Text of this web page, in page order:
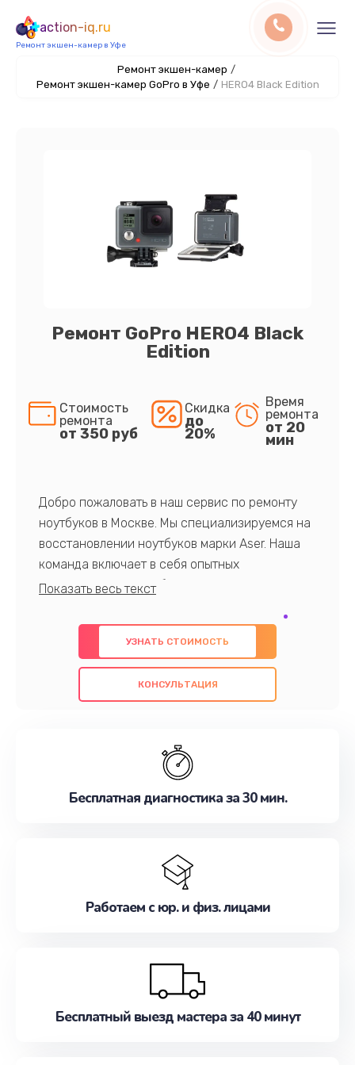
action-iq.ru
Ремонт экшен-камер в Уфе
Ремонт экшен-камер /
Ремонт экшен-камер GoPro в Уфе / HERO4 Black Edition
Ремонт GoPro HERO4 Black
Edition
Стоимость
ремонта
от 350 руб
Скидка
до
20%
Время
ремонта
от 20
мин
Добро пожаловать в наш сервис по ремонту
ноутбуков в Москве. Мы специализируемся на
восстановлении ноутбуков марки Aser. Наша
команда включает в себя опытных
профессионалов с обширными знаниями и
предлагаем быстрый и качественный ремонт с
использованием оригинальных компонентов, а
также гарантируем качество всех
проведенных работ. Наша цель - предоставить
наилучшим образом. Не медлите записаться на
УЗНАТЬ СТОИМОСТЬ
КОНСУЛЬТАЦИЯ
Бесплатная диагностика за 30 мин.
Работаем с юр. и физ. лицами
Бесплатный выезд мастера за 40 минут